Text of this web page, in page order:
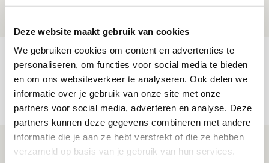
Deze website maakt gebruik van cookies
We gebruiken cookies om content en advertenties te
personaliseren, om functies voor social media te bieden
en om ons websiteverkeer te analyseren. Ook delen we
informatie over je gebruik van onze site met onze
partners voor social media, adverteren en analyse. Deze
partners kunnen deze gegevens combineren met andere
informatie die je aan ze hebt verstrekt of die ze hebben
verzameld op basis van je gebruik van hun services.
Míchels elf: met welke formatie begin
jij aan nieuw eredivisieseizoen?
08 AUGUSTUS 2026 - 11:34
NIEUWS
Spelen bij Jong Ajax of Ajax 1? Dat